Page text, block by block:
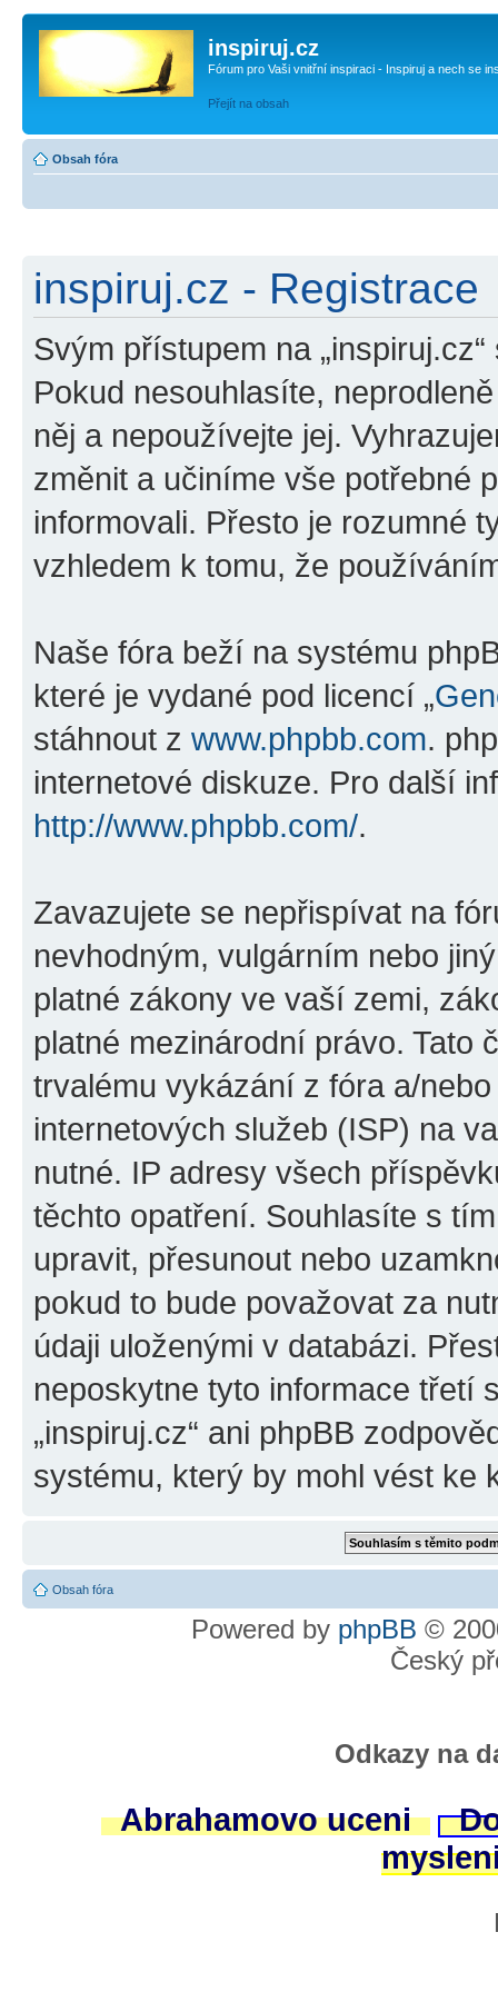
inspiruj.cz
Fórum pro Vaši vnitřní inspiraci - Inspiruj a nech se
Přejít na obsah
Obsah fóra
inspiruj.cz - Registrace
Svým přístupem na
Pokud nesouhlasíte,
něj a nepoužívejte jej.
změnit a učiníme vše potřebné
informovali. Přesto je rozumné
vzhledem k tomu, že
Naše fóra beží na systému
které je vydané pod licencí „
stáhnout z www.phpbb.com.
internetové diskuze. Pro další
http://www.phpbb.com/.
Zavazujete se nepřispívat na
nevhodným, vulgárním nebo
platné zákony ve vaší zemi,
platné mezinárodní právo. Tato
trvalému vykázání z fóra a/
internetových služeb (ISP) na
nutné. IP adresy všech
těchto opatření. Souhlasíte s
upravit, přesunout nebo
pokud to bude považovat za
údaji uloženými v databázi.
neposkytne tyto informace třetí
„inspiruj.cz“ ani phpBB
systému, který by mohl vést ke
Obsah fóra
Powered by phpBB ©
Český
Odkazy na
Abrahamovo uceni